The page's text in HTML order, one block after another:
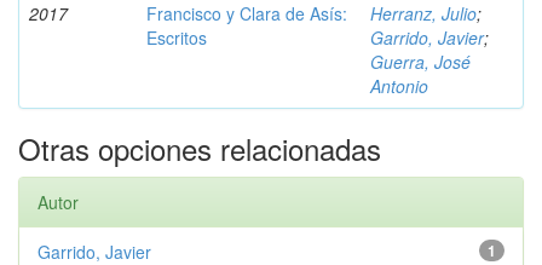
2017
Francisco y Clara de Asís:
Escritos
Herranz, Julio;
Garrido, Javier;
Guerra, José
Antonio
Otras opciones relacionadas
Autor
1
Garrido, Javier